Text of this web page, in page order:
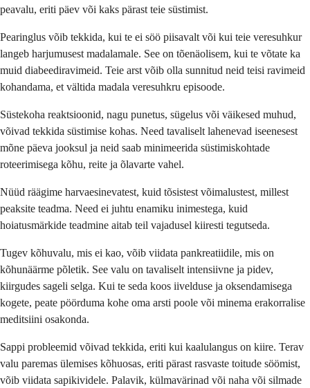
peavalu, eriti päev või kaks pärast teie süstimist.
Pearinglus võib tekkida, kui te ei söö piisavalt või kui teie veresuhkur
langeb harjumusest madalamale. See on tõenäolisem, kui te võtate ka
muid diabeediravimeid. Teie arst võib olla sunnitud neid teisi ravimeid
kohandama, et vältida madala veresuhkru episoode.
Süstekoha reaktsioonid, nagu punetus, sügelus või väikesed muhud,
võivad tekkida süstimise kohas. Need tavaliselt lahenevad iseenesest
mõne päeva jooksul ja neid saab minimeerida süstimiskohtade
roteerimisega kõhu, reite ja õlavarte vahel.
Nüüd räägime harvaesinevatest, kuid tõsistest võimalustest, millest
peaksite teadma. Need ei juhtu enamiku inimestega, kuid
hoiatusmärkide teadmine aitab teil vajadusel kiiresti tegutseda.
Tugev kõhuvalu, mis ei kao, võib viidata pankreatiidile, mis on
kõhunäärme põletik. See valu on tavaliselt intensiivne ja pidev,
kiirgudes sageli selga. Kui te seda koos iivelduse ja oksendamisega
kogete, peate pöörduma kohe oma arsti poole või minema erakorralise
meditsiini osakonda.
Sappi probleemid võivad tekkida, eriti kui kaalulangus on kiire. Terav
valu paremas ülemises kõhuosas, eriti pärast rasvaste toitude söömist,
võib viidata sapikividele. Palavik, külmavärinad või naha või silmade